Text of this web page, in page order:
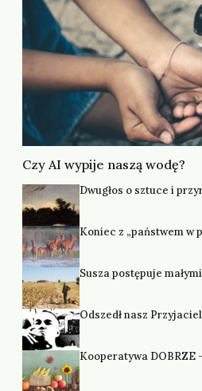
Czy AI wypije naszą wodę?
Dwugłos o sztuce i
Koniec z „państwem w
Susza postępuje
Odszedł nasz
Kooperatywa DOBRZE